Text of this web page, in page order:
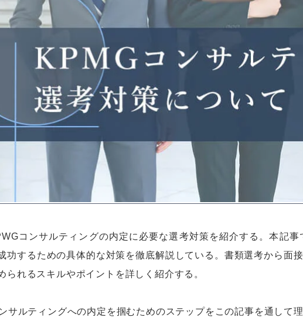
コンサルティングの内定に必要な選考対策を紹介する。本記
功するための具体的な対策を徹底解説している。書類選考から面
られるスキルやポイントを詳しく紹介する。
サルティングへの内定を掴むためのステップをこの記事を通して